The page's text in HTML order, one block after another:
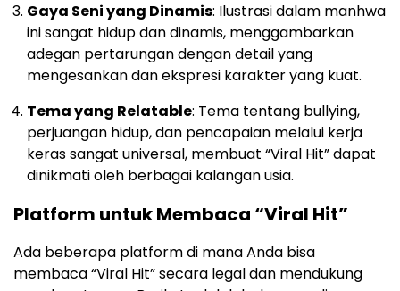
Gaya Seni yang Dinamis: Ilustrasi dalam manhwa
ini sangat hidup dan dinamis, menggambarkan
adegan pertarungan dengan detail yang
mengesankan dan ekspresi karakter yang kuat.
Tema yang Relatable: Tema tentang bullying,
perjuangan hidup, dan pencapaian melalui kerja
keras sangat universal, membuat “Viral Hit” dapat
dinikmati oleh berbagai kalangan usia.
Platform untuk Membaca “Viral Hit”
Ada beberapa platform di mana Anda bisa
membaca “Viral Hit” secara legal dan mendukung